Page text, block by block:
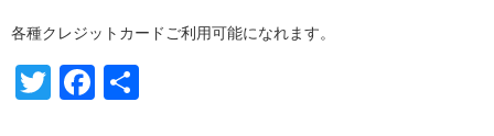
各種クレジットカードご利用可能になれます。
TwitterFacebook